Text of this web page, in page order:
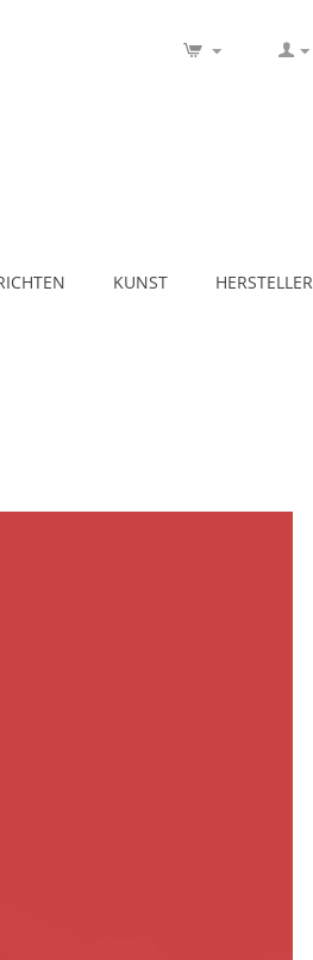
KUNST HERSTELLER